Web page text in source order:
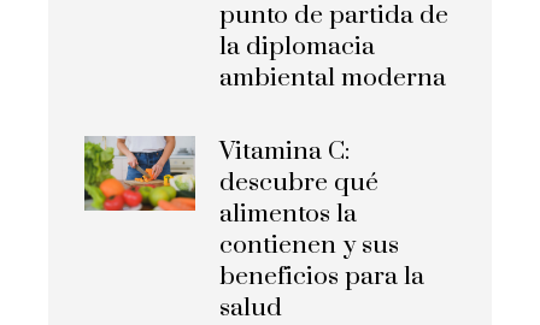
punto de partida de
la diplomacia
ambiental moderna
Vitamina C:
descubre qué
alimentos la
contienen y sus
beneficios para la
salud